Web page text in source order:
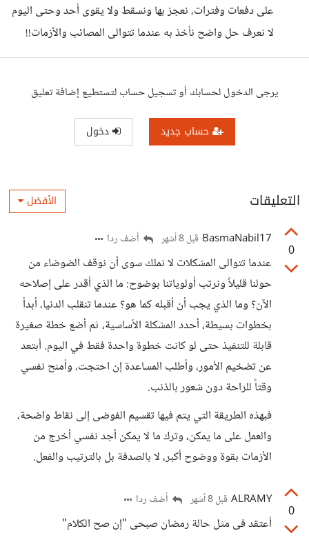
على دفعات وفترات، نعجز بها ونسقط ولا يقوى أحد وحتى اليوم
لا نعرف حل واضح نأخذ به عندما تتوالى المصائب والأزمات!!
يرجى الدخول لحسابك أو تسجيل حساب لتستطيع إضافة تعليق
حساب جديد دخول
التعليقات الأفضل
0
BasmaNabil17 قبل 8 أشهر أضف ردا
عندما تتوالى المشكلات لا نملك سوى أن نوقف الضوضاء من
حولنا قليلاً ونرتب أولوياتنا بوضوح: ما الذي أقدر على إصلاحه
الآن؟ وما الذي يجب أن أقبله كما هو؟ عندما تنقلب الدنيا، أبدأ
بخطوات بسيطة، أحدد المشكلة الأساسية، ثم أضع خطة صغيرة
قابلة للتنفيذ حتى لو كانت خطوة واحدة فقط في اليوم. أبتعد
عن تضخيم الأمور، وأطلب المساعدة إن احتجت، وأمنح نفسي
وقتاً للراحة دون شعور بالذنب.
فبهذه الطريقة التي يتم فيها تقسيم الفوضى إلى نقاط واضحة،
والعمل على ما يمكن، وترك ما لا يمكن أجد نفسي أخرج من
الأزمات بقوة ووضوح أكبر، لا بالصدفة بل بالترتيب والفعل.
0
ALRAMY قبل 8 أشهر أضف ردا
أعتقد فى مثل حالة رمضان صبحى "إن صح الكلام"